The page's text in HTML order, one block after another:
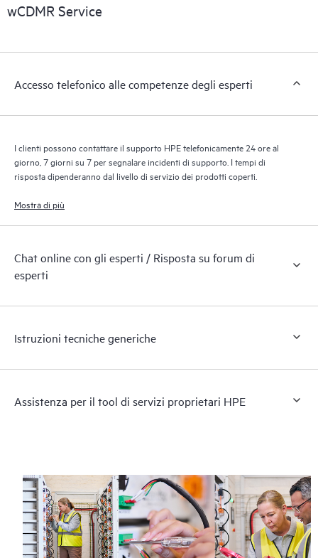
le modalità di interazione reciproca di tali prodotti. Con i nuovi
senza dover aprire una richiesta di supporto, nonché accedere
servizio HPE Tech Care, è possibile accedere a risorse HPE utili
prestazioni, dall’edge al cloud.
wCDMR Service
Accesso telefonico alle competenze degli esperti
I clienti possono contattare il supporto HPE telefonicamente 24 ore al
giorno, 7 giorni su 7 per segnalare incidenti di supporto. I tempi di
risposta dipenderanno dal livello di servizio dei prodotti coperti.
Mostra di più
Chat online con gli esperti / Risposta su forum di
esperti
Istruzioni tecniche generiche
Assistenza per il tool di servizi proprietari HPE